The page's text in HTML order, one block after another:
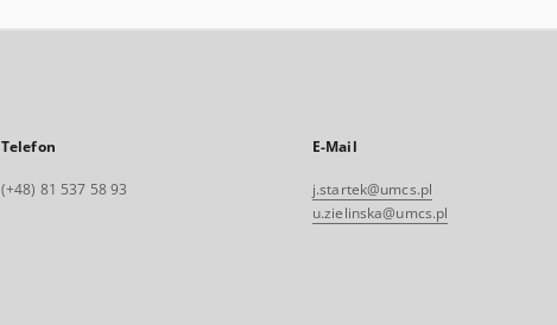
Telefon
(+48) 81 537 58 93
E-Mail
j.startek@umcs.pl
u.zielinska@umcs.pl